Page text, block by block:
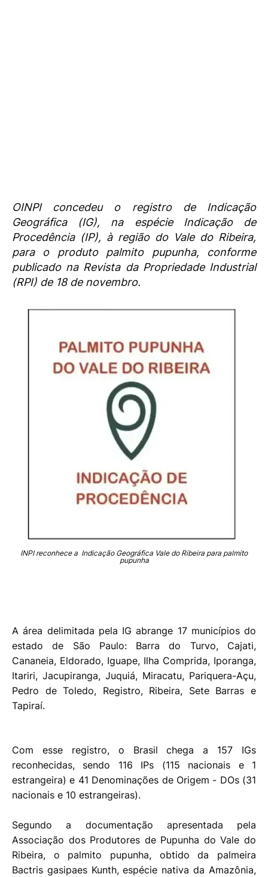
OINPI concedeu o registro de Indicação
Geográfica (IG), na espécie Indicação de
Procedência (IP), à região do Vale do Ribeira,
para o produto palmito pupunha, conforme
publicado na Revista da Propriedade Industrial
(RPI) de 18 de novembro.
INPI reconhece a Indicação Geográfica Vale do Ribeira para palmito
pupunha
A área delimitada pela IG abrange 17 municípios do
estado de São Paulo: Barra do Turvo, Cajati,
Cananeia, Eldorado, Iguape, Ilha Comprida, Iporanga,
Itariri, Jacupiranga, Juquiá, Miracatu, Pariquera-Açu,
Pedro de Toledo, Registro, Ribeira, Sete Barras e
Tapiraí.
Com esse registro, o Brasil chega a 157 IGs
reconhecidas, sendo 116 IPs (115 nacionais e 1
estrangeira) e 41 Denominações de Origem - DOs (31
nacionais e 10 estrangeiras).
Segundo a documentação apresentada pela
Associação dos Produtores de Pupunha do Vale do
Ribeira, o palmito pupunha, obtido da palmeira
Bactris gasipaes Kunth, espécie nativa da Amazônia,